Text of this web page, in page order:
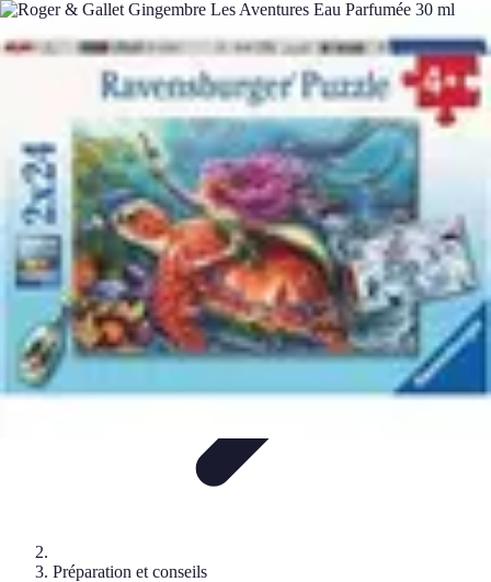
Aventure Sportive
ÉquipementTendancesActivités SportivesParapentePréparation et
Santé
Aventure Sportive
Préparation et conseils